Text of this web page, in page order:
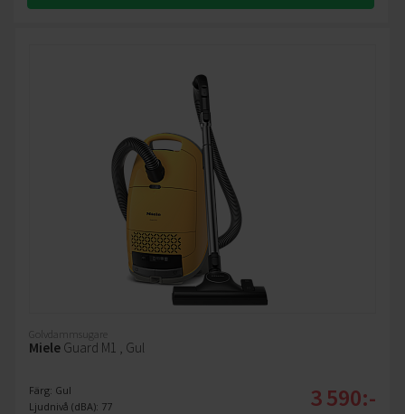
Golvdammsugare
Miele Guard M1 , Gul
Färg: Gul
Ljudnivå (dBA): 77
3 590:-